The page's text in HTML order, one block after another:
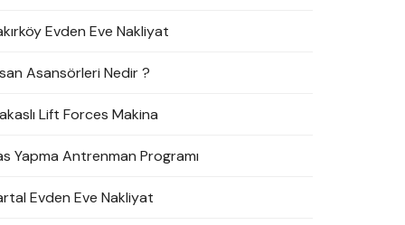
Evden Eve Nakliyat
Asansörleri Nedir ?
Lift Forces Makina
Yapma Antrenman Programı
Evden Eve Nakliyat